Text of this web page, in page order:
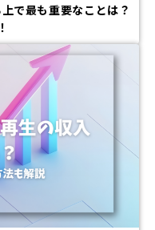
で最も重要なことは？